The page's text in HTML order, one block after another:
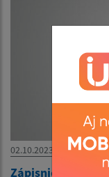
02.10.2023
Zápisnica